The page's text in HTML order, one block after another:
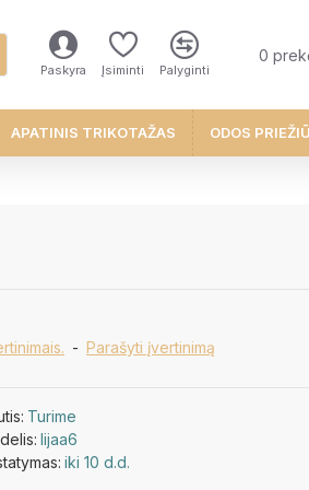
Paskyra Įsiminti Palyginti
0
APATINIS TRIKOTAŽAS ODOS
- Parašyti įvertinimą
Turime
lijaa6
iki 10 d.d.